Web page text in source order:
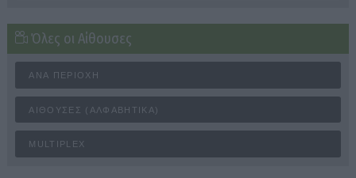
Όλες οι Αίθουσες
ΑΝΆ ΠΕΡΙΟΧΉ
ΑΊΘΟΥΣΕΣ (ΑΛΦΑΒΗΤΙΚΆ)
MULTIPLEX